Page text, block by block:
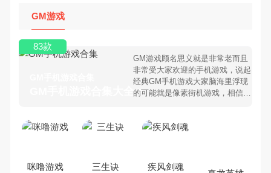
GM游戏
GM手机游戏合集大全 >
GM游戏顾名思义就是非常老而且
非常受大家欢迎的手机游戏，说起
经典GM手机游戏大家脑海里浮现
的可能就是像素街机游戏，相信很
GM手机游戏有哪些呢？游戏今
戏合集，欢迎大家前来选择下载体
83款
咪噜游戏 三生诀 疾风剑魂 真龙英雄